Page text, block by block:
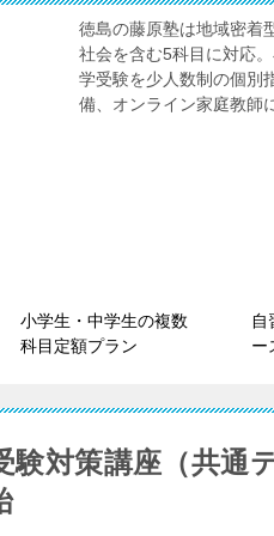
徳島の藤原塾は地域密着
社会を含む5科目に対応
学受験を少人数制の個別
備、オンライン家庭教師
小学生・中学生の複数
科目定額プラン
自
ー
対策講座（共通